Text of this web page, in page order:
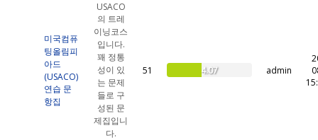
미국컴퓨
팅올림피
아드
(USACO)
연습 문
항집
USACO
의 트레
이닝코스
입니다.
꽤 정통
성이 있
는 문제
들로 구
성된 문
제집입니
다.
51 4.07 admin